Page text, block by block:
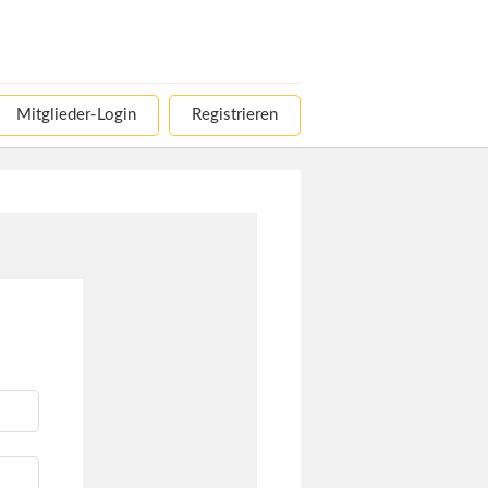
Mitglieder-Login Registrieren